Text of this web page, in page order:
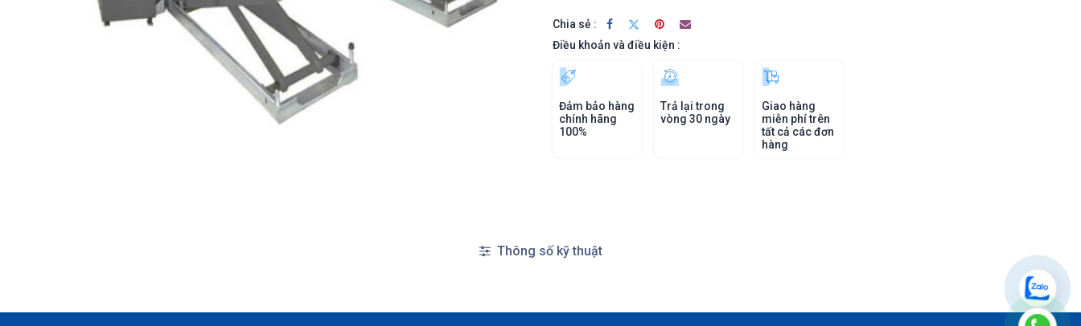
Chia sẻ :
Điều khoản và điều kiện :
Đảm bảo hàng
chính hãng
100%
Trả lại trong
vòng 30 ngày
Giao hàng
miễn phí trên
tất cả các đơn
hàng
Thông số kỹ thuật